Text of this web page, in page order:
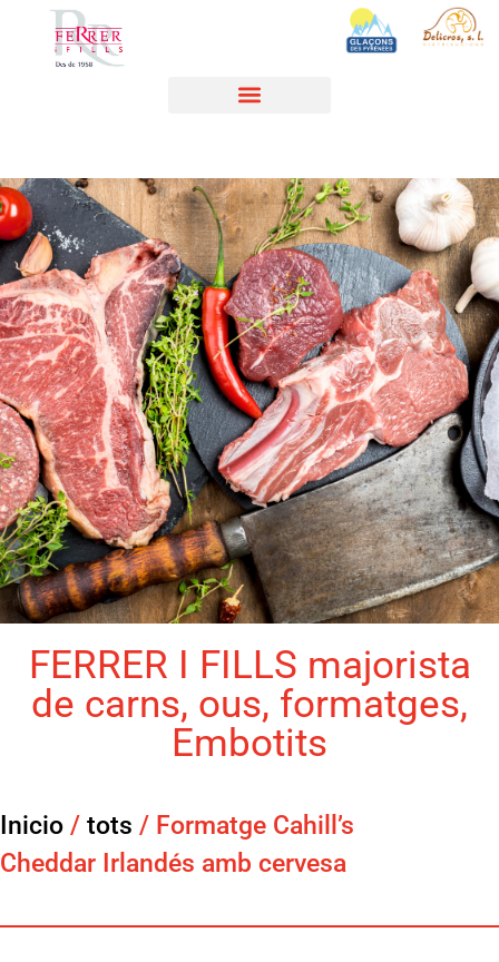
FERRER I FILLS majorista
de carns, ous, formatges,
Embotits
Inicio / tots / Formatge Cahill’s
Cheddar Irlandés amb cervesa